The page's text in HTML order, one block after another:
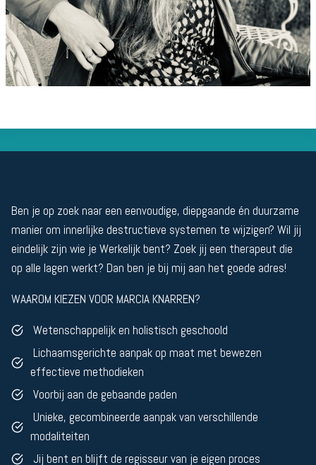
Ben je op zoek naar een eenvoudige, diepgaande én duurzame
manier om innerlijke destructieve systemen te wijzigen? Wil jij
eindelijk zijn wie je Werkelijk bent? Zoek jij een therapeut die
op alle lagen werkt? Dan ben je bij mij aan het goede adres!
WAAROM KIEZEN VOOR MARCIA KNARREN?
Wetenschappelijk en holistisch geschoold
Lichaamsgerichte aanpak op maat met bewezen
effectieve methodieken
Voorbij aan de gebaande paden
Unieke, gecombineerde aanpak van verschillende
modaliteiten
Jij bent en blijft de regisseur van je eigen proces